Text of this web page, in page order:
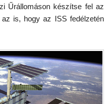
Űrállomáson készítse fel az
is, hogy az ISS fedélzetén